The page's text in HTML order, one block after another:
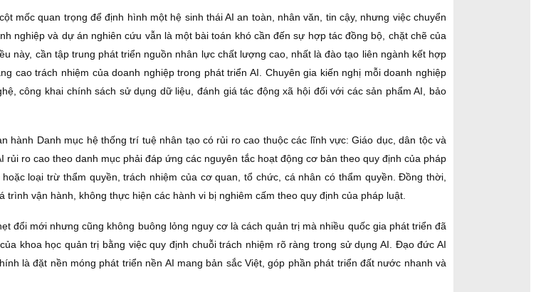
mốc quan trọng để định hình một hệ sinh thái AI an toàn, nhân văn, tin cậy, nhưng việc chuyển
nghiệp và dự án nghiên cứu vẫn là một bài toán khó cần đến sự hợp tác đồng bộ, chặt chẽ của
này, cần tập trung phát triển nguồn nhân lực chất lượng cao, nhất là đào tạo liên ngành kết hợp
cao trách nhiệm của doanh nghiệp trong phát triển AI. Chuyên gia kiến nghị mỗi doanh nghiệp
công khai chính sách sử dụng dữ liệu, đánh giá tác động xã hội đối với các sản phẩm AI, bảo
Danh mục hệ thống trí tuệ nhân tạo có rủi ro cao thuộc các lĩnh vực: Giáo dục, dân tộc và
ro cao theo danh mục phải đáp ứng các nguyên tắc hoạt động cơ bản theo quy định của pháp
loại trừ thẩm quyền, trách nhiệm của cơ quan, tổ chức, cá nhân có thẩm quyền. Đồng thời,
vận hành, không thực hiện các hành vi bị nghiêm cấm theo quy định của pháp luật.
đổi mới nhưng cũng không buông lỏng nguy cơ là cách quản trị mà nhiều quốc gia phát triển đã
khoa học quản trị bằng việc quy định chuỗi trách nhiệm rõ ràng trong sử dụng AI. Đạo đức AI
là đặt nền móng phát triển nền AI mang bản sắc Việt, góp phần phát triển đất nước nhanh và